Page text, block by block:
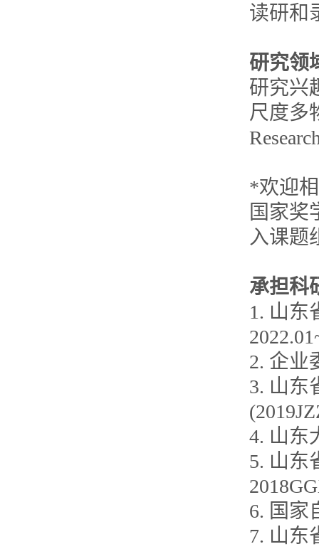
读研和
研究领
研究兴
尺度多
*欢迎
国家奖
入课题
承担科
1. 山东
2. 企业
3. 山东
4. 山东
5. 山东
6. 国家
7. 山东